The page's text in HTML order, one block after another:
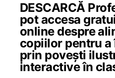
DESCARCĂ
pot accesa
online despre
copiilor pentru
prin povești
interactive în